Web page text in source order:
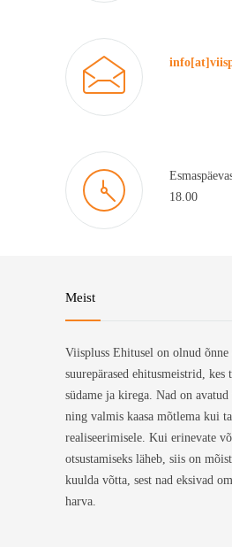
18.00
Meist
Viispluss Ehitusel on olnud õnne
suurepärased ehitusmeistrid, kes
südame ja kirega. Nad on avatud
ning valmis kaasa mõtlema kui
realiseerimisele. Kui erinevate
otsustamiseks läheb, siis on
kuulda võtta, sest nad eksivad
harva.